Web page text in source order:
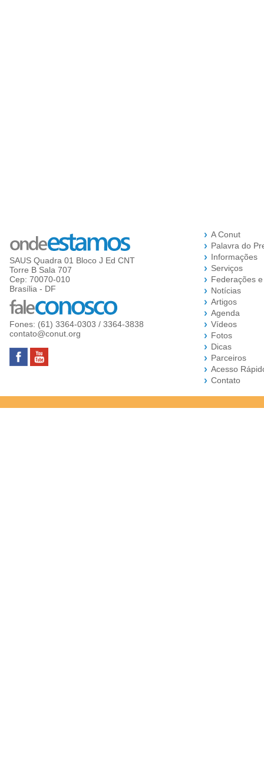
SAUS Quadra 01 Bloco J Ed CNT
Torre B Sala 707
Cep: 70070-010
Brasília - DF
Fones: (61) 3364-0303 / 3364-3838
contato@conut.org
A Conut
Palavra do
Informações
Serviços
Federações
Notícias
Artigos
Agenda
Vídeos
Fotos
Dicas
Parceiros
Acesso
Contato